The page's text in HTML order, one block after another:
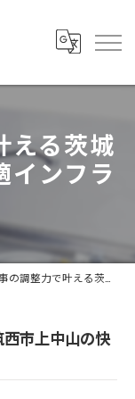
える茨城
インフラ
叶える茨城県筑西市上中山の快適インフラ対策
市上中山の快